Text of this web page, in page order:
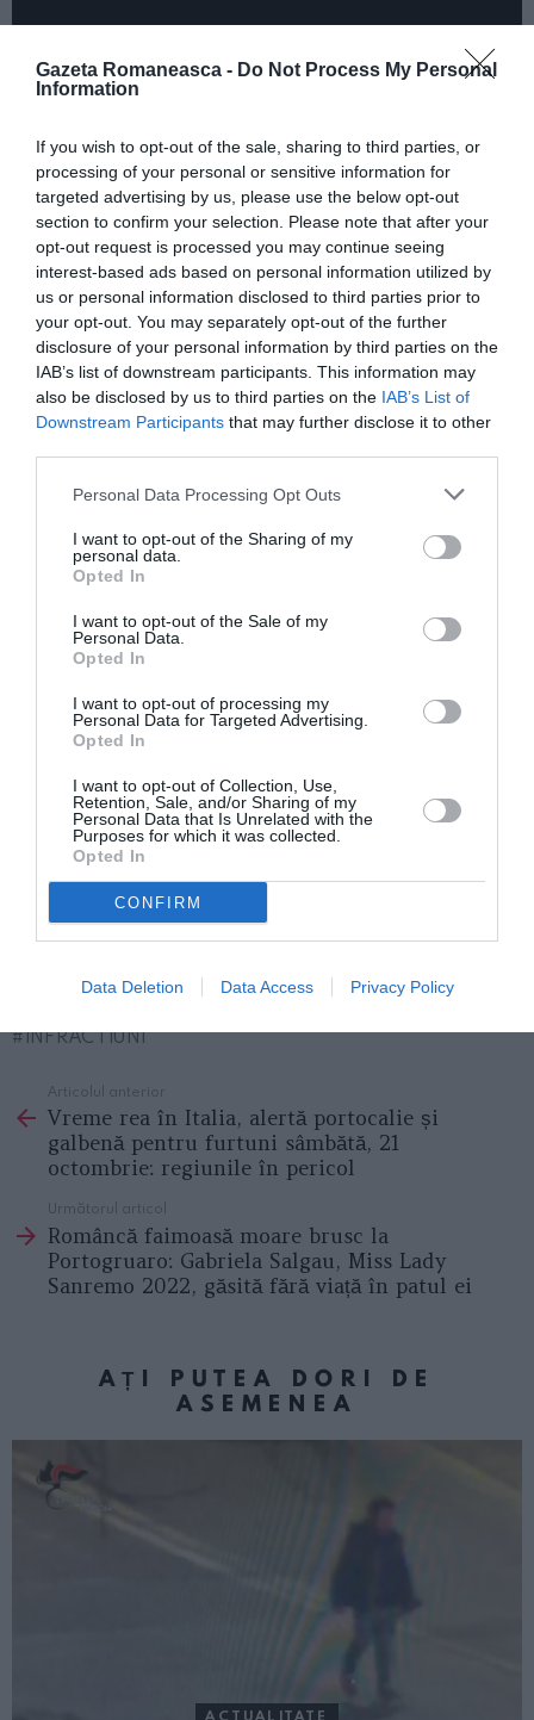
Gazeta Romaneasca - Do Not Process My Personal
Information
If you wish to opt-out of the sale, sharing to third parties, or
processing of your personal or sensitive information for
targeted advertising by us, please use the below opt-out
section to confirm your selection. Please note that after your
opt-out request is processed you may continue seeing
interest-based ads based on personal information utilized by
us or personal information disclosed to third parties prior to
your opt-out. You may separately opt-out of the further
disclosure of your personal information by third parties on the
IAB’s list of downstream participants. This information may
also be disclosed by us to third parties on the IAB’s List of
Downstream Participants that may further disclose it to other
Personal Data Processing Opt Outs
I want to opt-out of the Sharing of my
personal data.
Opted In
I want to opt-out of the Sale of my
Personal Data.
Opted In
I want to opt-out of processing my
Personal Data for Targeted Advertising.
Opted In
I want to opt-out of Collection, Use,
Retention, Sale, and/or Sharing of my
Personal Data that Is Unrelated with the
Purposes for which it was collected.
Opted In
CONFIRM
Data Deletion Data Access Privacy Policy
„Persoanele fără apărare și în vârstă”
Militarii se aflau la Reggio Emilia pentru a prinde
banda care efectuase mai multe atacuri în același
mod între septembrie și august în filialele Unicredit
din Ravenna. „Făptuitorii au ales victimele
selectându-le mai ales dintrepersoanele fără
apărare și în vârstă– spune colonelul Gianluigi Di
Pilato, comandantul carabinierilor din Ravenna – Au
pândit lângă bancomate, au așteptat ca victimele să
introducă codul secret și apoi au intervenit cu
violență și au procedat. la retrageri ale sumei
Au mai fost arestați un român de 19 ani, în provincia
Bologna, și un altul de 25 de ani, prins la Modena.
„Investigațiile sunt încă în desfășurare pentru a
episoade similare care s-au petrecut și în alte
provincii” conchide colonelul Di Pilato care amintește:
abordați retragerile de la bancomate, aveți grijă în
prezența persoanelor suspecte, evitați locurile
izolate și,atunci când este posibil, fiți însoțiți
INFRACTIUNI
more
Articolul anterior
Vreme rea în Italia, alertă portocalie și
galbenă pentru furtuni sâmbătă, 21
octombrie: regiunile în pericol
Următorul articol
Româncă faimoasă moare brusc la
Portogruaro: Gabriela Salgau, Miss Lady
Sanremo 2022, găsită fără viață în patul ei
AȚI PUTEA DORI DE
ASEMENEA
ACTUALITATE